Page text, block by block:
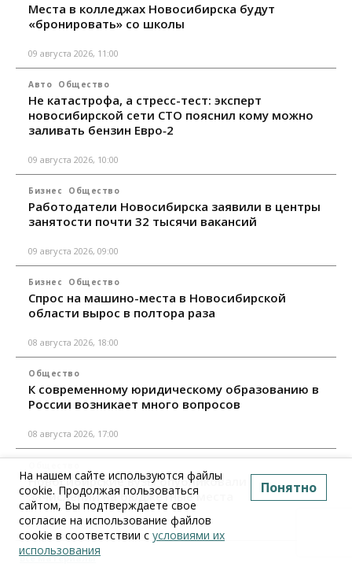
Места в колледжах Новосибирска будут
«бронировать» со школы
09 августа 2026, 11:00
Авто Общество
Не катастрофа, а стресс-тест: эксперт
новосибирской сети СТО пояснил кому можно
заливать бензин Евро‑2
09 августа 2026, 10:00
Бизнес Общество
Работодатели Новосибирска заявили в центры
занятости почти 32 тысячи вакансий
09 августа 2026, 09:00
Бизнес Общество
Спрос на машино-места в Новосибирской
области вырос в полтора раза
08 августа 2026, 18:00
Общество
К современному юридическому образованию в
России возникает много вопросов
08 августа 2026, 17:00
Новосибирские вузы опубликовали приказы о
зачислении на бюджетные места
08 августа 2026, 16:00
Все материалы
На нашем сайте используются файлы
cookie. Продолжая пользоваться
сайтом, Вы подтверждаете свое
согласие на использование файлов
cookie в соответствии с условиями их
использования
Понятно